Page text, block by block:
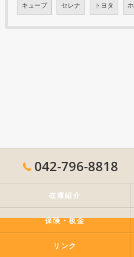
キューブ セレナ トヨタ
042-796-8818
在庫紹介
保険・板金
リンク